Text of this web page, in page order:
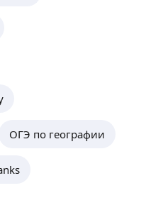
ОГЭ по географии